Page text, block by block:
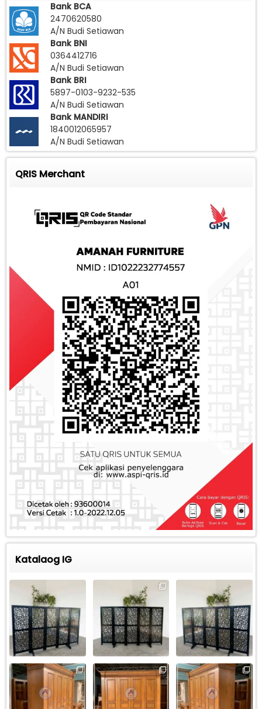
Bank BCA
2470620580
A/N Budi Setiawan
Bank BNI
0364412716
A/N Budi Setiawan
Bank BRI
5897-0103-9232-535
A/N Budi Setiawan
Bank MANDIRI
1840012065957
A/N Budi Setiawan
QRIS Merchant
Katalaog IG